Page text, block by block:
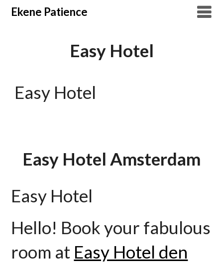
Overslaan
naar
Ekene Patience
Easy Hotel
Easy Hotel
Easy Hotel Amsterdam
Easy Hotel
Hello! Book your fabulous
room at Easy Hotel den